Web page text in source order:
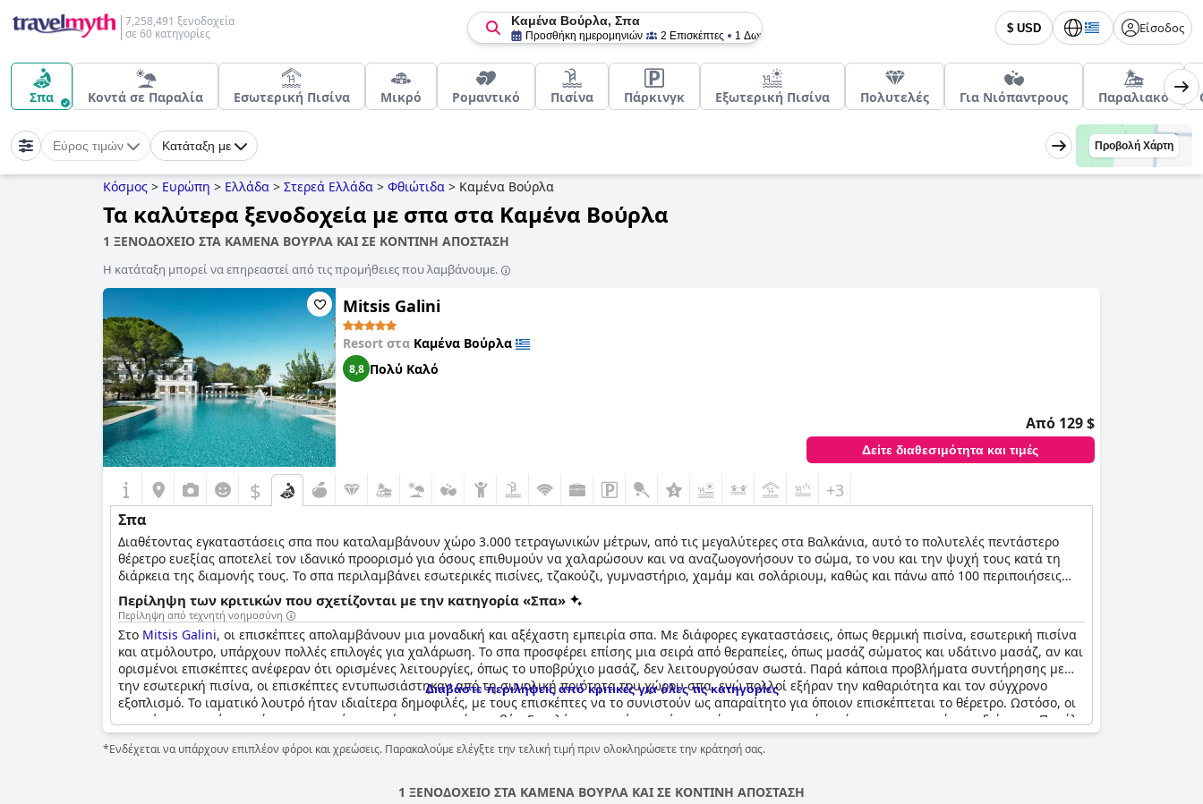
7,258,491 ξενοδοχεία
σε 60 κατηγορίες
$ USD Είσοδος
Καμένα Βούρλα, Σπα
Προσθήκη ημερομηνιών 2 Επισκέπτες 1 Δωμάτιο
Σπα Κοντά σε Παραλία Εσωτερική Πισίνα Μικρό Ρομαντικό Πισίνα Πάρκινγκ Εξωτερική Πισίνα Πολυτελές Για Νιόπαντρους Παραλιακό
Εύρος τιμών Κατάταξη με Προβολή Χάρτη
Κόσμος > Ευρώπη > Ελλάδα > Στερεά Ελλάδα > Φθιώτιδα > Καμένα Βούρλα
Τα καλύτερα ξενοδοχεία με σπα στα Καμένα Βούρλα
1 ΞΕΝΟΔΟΧΕΙΟ ΣΤΑ ΚΑΜΕΝΑ ΒΟΥΡΛΑ ΚΑΙ ΣΕ ΚΟΝΤΙΝΗ ΑΠΟΣΤΑΣΗ
Η κατάταξη μπορεί να επηρεαστεί από τις προμήθειες που λαμβάνουμε.
Mitsis Galini
Resort στα Καμένα Βούρλα
8,8 Πολύ Καλό
Από 129 $
Δείτε διαθεσιμότητα και τιμές
$ +3
Σπα
Διαθέτοντας εγκαταστάσεις σπα που καταλαμβάνουν χώρο 3.000 τετραγωνικών μέτρων, από τις μεγαλύτερες στα Βαλκάνια, αυτό το πολυτελές πεντάστερο
θέρετρο ευεξίας αποτελεί τον ιδανικό προορισμό για όσους επιθυμούν να χαλαρώσουν και να αναζωογονήσουν το σώμα, το νου και την ψυχή τους κατά τη
διάρκεια της διαμονής τους. Το σπα περιλαμβάνει εσωτερικές πισίνες, τζακούζι, γυμναστήριο, χαμάμ και σολάριουμ, καθώς και πάνω από 100 περιποιήσεις
σώματος, προσώπου και ομορφιάς.
Περίληψη των κριτικών που σχετίζονται με την κατηγορία «Σπα»
Περίληψη από τεχνητή νοημοσύνη
Στο Mitsis Galini, οι επισκέπτες απολαμβάνουν μια μοναδική και αξέχαστη εμπειρία σπα. Με διάφορες εγκαταστάσεις, όπως θερμική πισίνα, εσωτερική πισίνα
και ατμόλουτρο, υπάρχουν πολλές επιλογές για χαλάρωση. Το σπα προσφέρει επίσης μια σειρά από θεραπείες, όπως μασάζ σώματος και υδάτινο μασάζ, αν και
ορισμένοι επισκέπτες ανέφεραν ότι ορισμένες λειτουργίες, όπως το υποβρύχιο μασάζ, δεν λειτουργούσαν σωστά. Παρά κάποια προβλήματα συντήρησης με
την εσωτερική πισίνα, οι επισκέπτες εντυπωσιάστηκαν από τη συνολική ποιότητα του χώρου σπα, ενώ πολλοί εξήραν την καθαριότητα και τον σύγχρονο
εξοπλισμό. Το ιαματικό λουτρό ήταν ιδιαίτερα δημοφιλές, με τους επισκέπτες να το συνιστούν ως απαραίτητο για όποιον επισκέπτεται το θέρετρο. Ωστόσο, οι
επισκέπτες σημείωσαν ότι οι υπηρεσίες σπα ήταν σχετικά ακριβές. Επιπλέον, ορισμένοι ανέφεραν ότι το προσωπικό εντός του σπα φαινόταν αδιάφορο. Παρόλο
που οι εσωτερικές πισίνες ήταν προσωρινά κλειστές λόγω του COVID-19, οι επισκέπτες μπορούσαν να έχουν πρόσβαση στη θερμική πισίνα και σε άλλες
εγκαταστάσεις. Συνολικά, τοMitsis Galiniπροσφέρει ένα ευρύ φάσμα υπηρεσιών και ανέσεων σπα για τους επισκέπτες που αναζητούν χαλάρωση κατά τη
Διαβάστε περιλήψεις από κριτικές για όλες τις κατηγορίες
*Ενδέχεται να υπάρχουν επιπλέον φόροι και χρεώσεις. Παρακαλούμε ελέγξτε την τελική τιμή πριν ολοκληρώσετε την κράτησή σας.
1 ΞΕΝΟΔΟΧΕΙΟ ΣΤΑ ΚΑΜΕΝΑ ΒΟΥΡΛΑ ΚΑΙ ΣΕ ΚΟΝΤΙΝΗ ΑΠΟΣΤΑΣΗ